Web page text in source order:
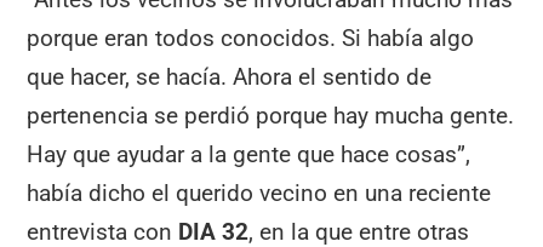
porque eran todos conocidos. Si había algo
que hacer, se hacía. Ahora el sentido de
pertenencia se perdió porque hay mucha gente.
Hay que ayudar a la gente que hace cosas”,
había dicho el querido vecino en una reciente
entrevista con DIA 32, en la que entre otras